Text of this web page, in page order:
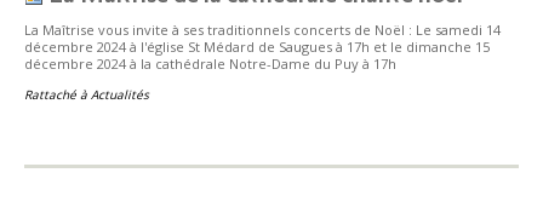
La Maîtrise vous invite à ses traditionnels concerts de Noël : Le samedi 14
décembre 2024 à l'église St Médard de Saugues à 17h et le dimanche 15
décembre 2024 à la cathédrale Notre-Dame du Puy à 17h
Rattaché à Actualités